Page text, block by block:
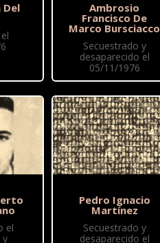
Del
el
y
Ambrosio
Francisco De
Marco Bursciacco
Secuestrado y
desaparecido el
05/11/1976
Pedro Ignacio
Martínez
Secuestrado y
desaparecido el